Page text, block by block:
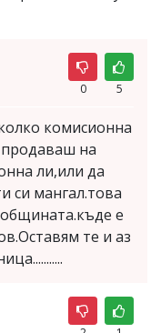
0 5
комисионна
продаваш на
ли,или да
си мангал.това
е
те и аз